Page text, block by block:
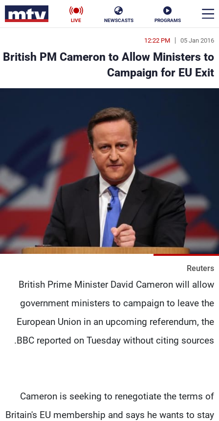
PROGRAMS
NEWSCASTS
LIVE
05 Jan 2016
12:22 PM
British PM Cameron to Allow Ministers to
Campaign for EU Exit
Reuters
British Prime Minister David Cameron will allow
government ministers to campaign to leave the
European Union in an upcoming referendum, the
BBC reported on Tuesday without citing sources.
Cameron is seeking to renegotiate the terms of
Britain's EU membership and says he wants to stay
en
الأخبار
سياسة ناس
فن
رياضة
كأس العالم
البرامج
جدول البرامج
شاهد البرامج
الترددات
الإنـتـاج
تواصل معنا
سياسة الخصوصية